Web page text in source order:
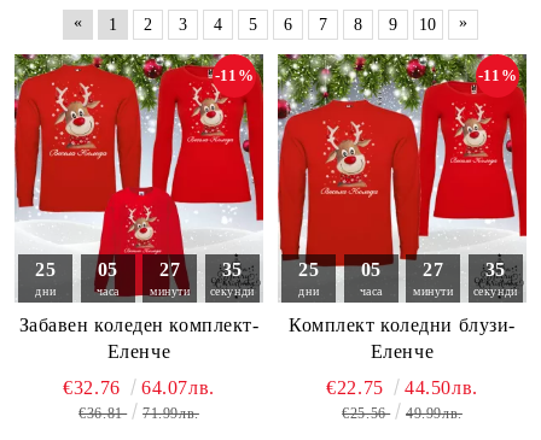
« 1 2 3 4 5 6 7 8 9 10 »
25
дни
05
часа
27
минути
33
секунди
Забавен коледен комплект-
Еленче
-11%
€32.76 64.07лв.
€36.81 71.99лв.
25
дни
05
часа
27
минути
33
секунди
Комплект коледни блузи-
Еленче
-11%
€22.75 44.50лв.
€25.56 49.99лв.